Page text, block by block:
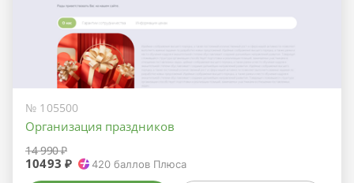
№ 105500
Организация праздников
14 990 ₽
10493 ₽ 420 баллов Плюса